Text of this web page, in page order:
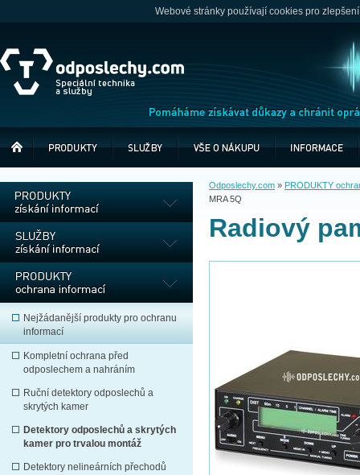
Webové stránky používají cookies pro
Nejžádanější produkty pro ochranu
informací
Kompletní ochrana před
odposlechem a nahráním
Ruční detektory odposlechů a
skrytých kamer
Detektory odposlechů a skrytých
kamer pro trvalou montáž
Detektory nelineárních přechodů
Odposlechy.com » PRODUKTY
MRA 5Q
Radiový